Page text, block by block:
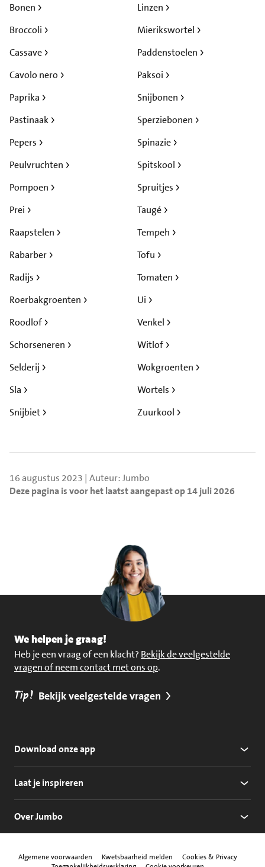
Bonen
Broccoli
Cassave
Cavolo nero
Linzen
Mierikswortel
Paddenstoelen
Paksoi
Paprika
Pastinaak
Pepers
Peulvruchten
Pompoen
Prei
Raapstelen
Rabarber
Radijs
Roerbakgroenten
Roodlof
Schorseneren
Selderij
Sla
Snijbiet
Snijbonen
Sperziebonen
Spinazie
Spitskool
Spruitjes
Taugé
Tempeh
Tofu
Tomaten
Ui
Venkel
Witlof
Wokgroenten
Wortels
Zuurkool
16 augustus 2023 | Auteur: Jumbo
Deze pagina is voor het laatst aangepast op 14 juli 2026
We helpen je graag!
Heb je een vraag of een klacht? Bekijk de veelgestelde
vragen of neem contact met ons op.
Tip! Bekijk veelgestelde vragen
Download onze app
Laat je inspireren
Over Jumbo
Algemene voorwaarden Kwetsbaarheid melden
Cookies & Privacy